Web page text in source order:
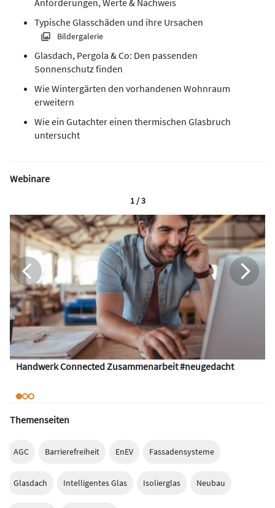
Anforderungen, Werte & Nachweis
Typische Glasschäden und ihre Ursachen
Bildergalerie
Glasdach, Pergola & Co: Den passenden
Sonnenschutz finden
Wie Wintergärten den vorhandenen Wohnraum
erweitern
Wie ein Gutachter einen thermischen Glasbruch
untersucht
Webinare
Handwerk Connected Zusammenarbeit #neugedacht
1 / 3
Themenseiten
AGC Barrierefreiheit EnEV Fassadensysteme
Glasdach Intelligentes Glas Isolierglas Neubau